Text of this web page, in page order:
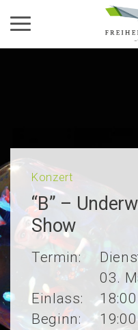
Aktiviere das
Konzert
“B” –
Show
Termin:
03.
Einlass:
Beginn: